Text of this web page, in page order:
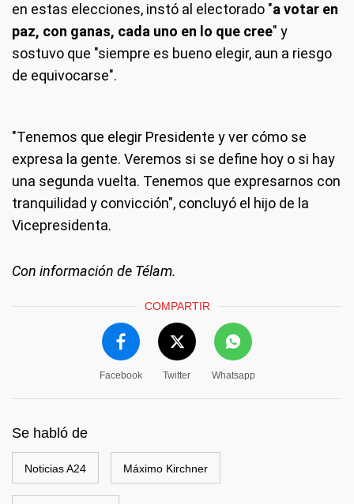
en estas elecciones, instó al electorado "a votar en
paz, con ganas, cada uno en lo que cree" y
sostuvo que "siempre es bueno elegir, aun a riesgo
de equivocarse".
"Tenemos que elegir Presidente y ver cómo se
expresa la gente. Veremos si se define hoy o si hay
una segunda vuelta. Tenemos que expresarnos con
tranquilidad y convicción", concluyó el hijo de la
Vicepresidenta.
Con información de Télam.
COMPARTIR
Facebook Twitter Whatsapp
Se habló de
Noticias A24 Máximo Kirchner